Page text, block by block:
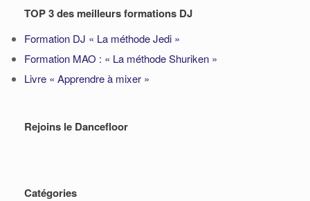
TOP 3 des meilleurs formations DJ
Formation DJ « La méthode Jedi »
Formation MAO : « La méthode Shuriken »
Livre « Apprendre à mixer »
Rejoins le Dancefloor
Catégories